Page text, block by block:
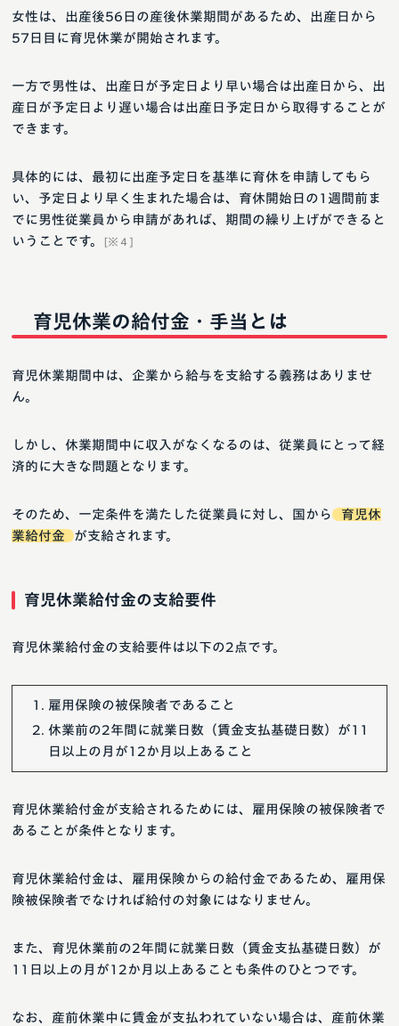
女性は、出産後56日の産後休業期間があるため、出産日から
57日目に育児休業が開始されます。
一方で男性は、出産日が予定日より早い場合は出産日から、出
産日が予定日より遅い場合は出産日予定日から取得することが
できます。
具体的には、最初に出産予定日を基準に育休を申請してもら
い、予定日より早く生まれた場合は、育休開始日の1週間前ま
でに男性従業員から申請があれば、期間の繰り上げができると
いうことです。
[※４]
育児休業の給付金・手当とは
育児休業期間中は、企業から給与を支給する義務はありませ
ん。
しかし、休業期間中に収入がなくなるのは、従業員にとって経
済的に大きな問題となります。
そのため、一定条件を満たした従業員に対し、国から
育児休
業給付金
が支給されます。
育児休業給付金の支給要件
育児休業給付金の支給要件は以下の2点です。
雇用保険の被保険者であること
休業前の2年間に就業日数（賃金支払基礎日数）が11
日以上の月が12か月以上あること
育児休業給付金が支給されるためには、雇用保険の被保険者で
あることが条件となります。
育児休業給付金は、雇用保険からの給付金であるため、雇用保
険被保険者でなければ給付の対象にはなりません。
また、育児休業前の2年間に就業日数（賃金支払基礎日数）が
11日以上の月が12か月以上あることも条件のひとつです。
なお、産前休業中に賃金が支払われていない場合は、産前休業